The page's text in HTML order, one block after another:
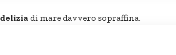
deliziadi mare davvero sopraffina.